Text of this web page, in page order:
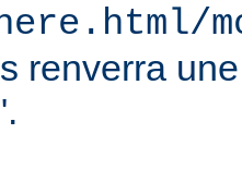
renverra